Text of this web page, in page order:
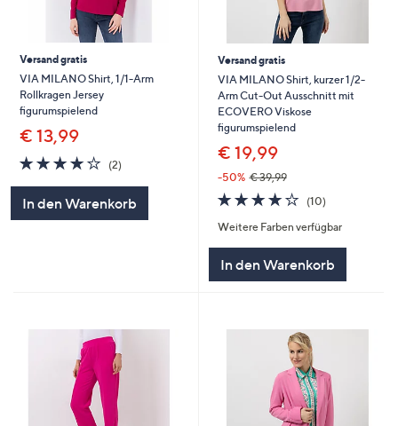
Versand gratis
VIA MILANO Shirt, 1/1-Arm
Rollkragen Jersey
figurumspielend
€ 13,99
4.0
von
(2)2
In den Warenkorb
Versand gratis
VIA MILANO Shirt, kurzer 1/2-
Arm Cut-Out Ausschnitt mit
ECOVERO Viskose
figurumspielend
€ 19,99
-50% € 39,99
4.0
von
5
(10)
Weitere Farben verfügbar
In den Warenkorb